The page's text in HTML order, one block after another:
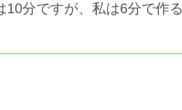
10分ですが、私は6分で作